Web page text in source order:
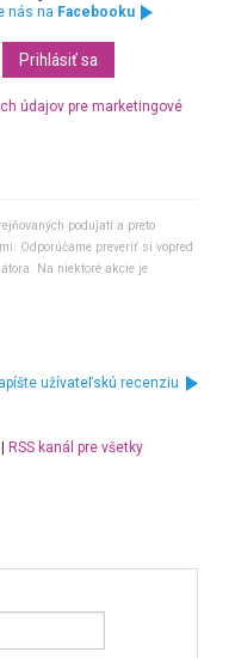
nás na Facebooku
údajov pre marketingové
podujatí a preto
Odporúčame preveriť si vopred
Na niektoré akcie je
užívateľskú recenziu
RSS kanál pre všetky